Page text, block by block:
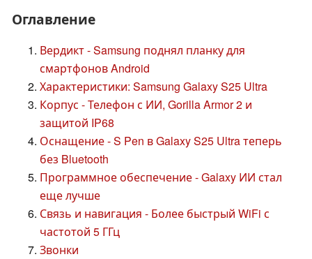
Оглавление
Вердикт - Samsung поднял планку для
смартфонов Android
Характеристики: Samsung Galaxy S25 Ultra
Корпус - Телефон с ИИ, Gorilla Armor 2 и
защитой IP68
Оснащение - S Pen в Galaxy S25 Ultra теперь
без Bluetooth
Программное обеспечение - Galaxy ИИ стал
еще лучше
Связь и навигация - Более быстрый WiFi с
частотой 5 ГГц
Звонки